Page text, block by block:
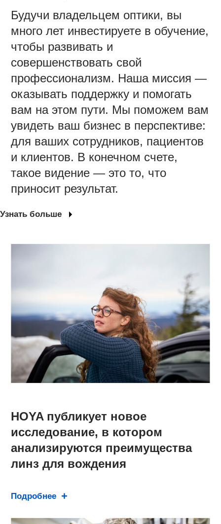
Узнать больше
Будучи владельцем оптики, вы
много лет инвестируете в обучение,
чтобы развивать и
совершенствовать свой
профессионализм. Наша миссия —
оказывать поддержку и помогать
вам на этом пути. Мы поможем вам
увидеть ваш бизнес в перспективе:
для ваших сотрудников, пациентов
и клиентов. В конечном счете,
такое видение — это то, что
приносит результат.
HOYA публикует новое
исследование, в котором
анализируются преимущества
линз для вождения
Подробнее